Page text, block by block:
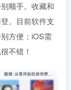
顺手。收藏和
。目前软件支
方便；iOS需
不错！